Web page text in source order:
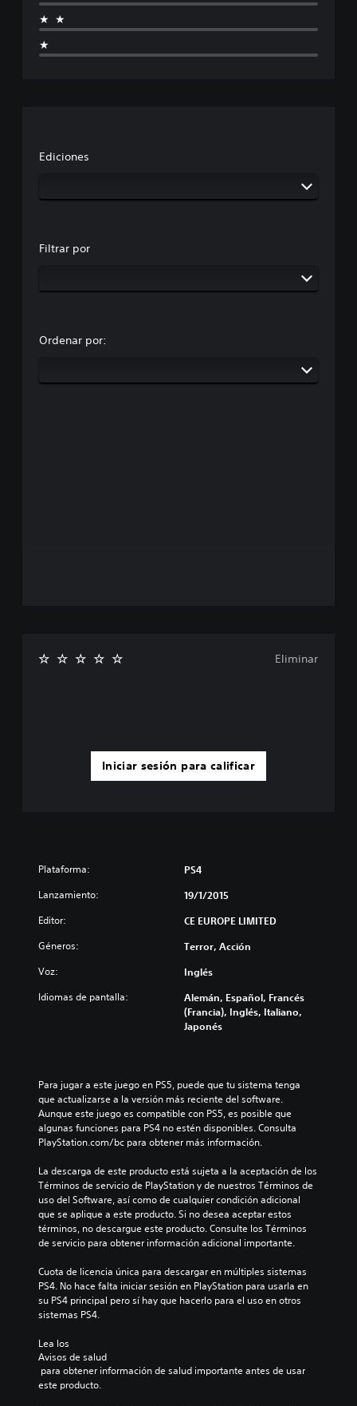
★★
★
Ediciones
Filtrar por
Ordenar por:
Iniciar sesión para calificar
Eliminar
Plataforma: PS4
Lanzamiento: 19/1/2015
Editor: CE EUROPE LIMITED
Géneros: Terror, Acción
Voz: Inglés
Idiomas de pantalla:
Alemán, Español, Francés
(Francia), Inglés, Italiano,
Japonés
Para jugar a este juego en PS5, puede que tu sistema tenga
que actualizarse a la versión más reciente del software.
Aunque este juego es compatible con PS5, es posible que
algunas funciones para PS4 no estén disponibles. Consulta
PlayStation.com/bc para obtener más información.
La descarga de este producto está sujeta a la aceptación de los
Términos de servicio de PlayStation y de nuestros Términos de
uso del Software, así como de cualquier condición adicional
que se aplique a este producto. Si no desea aceptar estos
términos, no descargue este producto. Consulte los Términos
de servicio para obtener información adicional importante.
Cuota de licencia única para descargar en múltiples sistemas
PS4. No hace falta iniciar sesión en PlayStation para usarla en
su PS4 principal pero sí hay que hacerlo para el uso en otros
sistemas PS4.
Lea los
Avisos de salud
este producto.